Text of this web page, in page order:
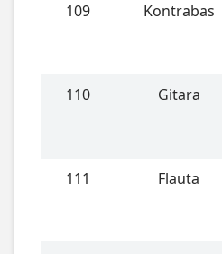
109 Kontrabas
110 Gitara
111 Flauta